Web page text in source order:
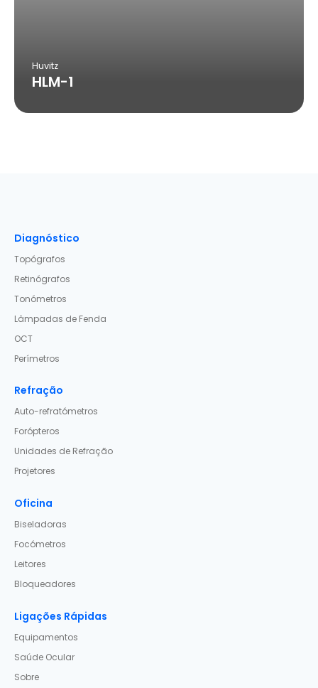
Huvitz
HLM-1
Diagnóstico
Topógrafos
Retinógrafos
Tonómetros
Lâmpadas de Fenda
OCT
Perímetros
Refração
Auto-refratómetros
Forópteros
Unidades de Refração
Projetores
Oficina
Biseladoras
Focómetros
Leitores
Bloqueadores
Ligações Rápidas
Equipamentos
Saúde Ocular
Sobre